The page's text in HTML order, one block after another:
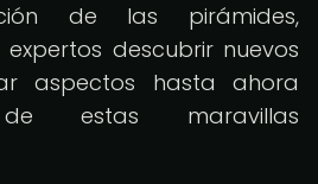
de las pirámides,
descubrir nuevos
aspectos hasta ahora
de estas maravillas